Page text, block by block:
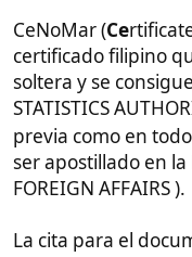
lleva sello o firma del
problemático.
Si este paso te da
es la de que ella vaya
un unAffidavit of
residencia), que esta
se traduce.
De cualquier manera